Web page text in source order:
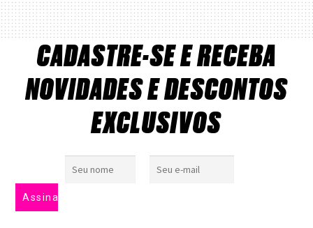
CADASTRE-SE E RECEBA
NOVIDADES E DESCONTOS
EXCLUSIVOS